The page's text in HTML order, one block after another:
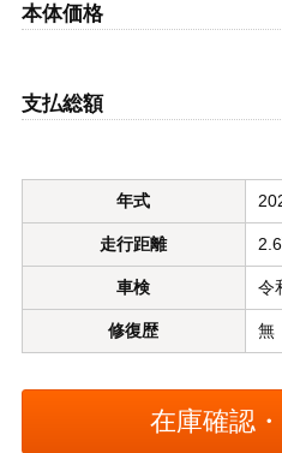
本体価格
支払総額
年式
走行距離
車検 令
修復歴 無